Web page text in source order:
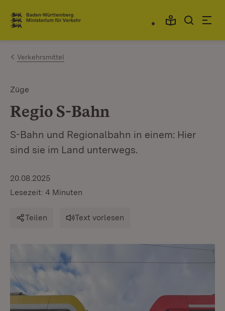
Zum Inhalt springen
Link zur Startseite
Verkehrsmittel
Züge
Regio S-Bahn
S-Bahn und Regionalbahn in einem: Hier
sind sie im Land unterwegs.
20.08.2025
Lesezeit: 4 Minuten
Teilen Text vorlesen